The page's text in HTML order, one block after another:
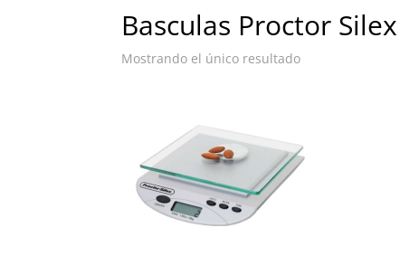
Basculas Proctor Silex
Mostrando el único resultado